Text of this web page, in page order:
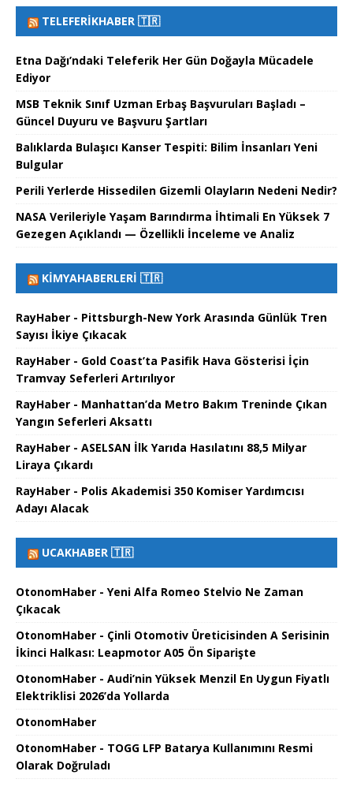
TELEFERIKHABER 🇹🇷
Etna Dağı’ndaki Teleferik Her Gün Doğayla Mücadele
Ediyor
MSB Teknik Sınıf Uzman Erbaş Başvuruları Başladı –
Güncel Duyuru ve Başvuru Şartları
Balıklarda Bulaşıcı Kanser Tespiti: Bilim İnsanları Yeni
Bulgular
Perili Yerlerde Hissedilen Gizemli Olayların Nedeni Nedir?
NASA Verileriyle Yaşam Barındırma İhtimali En Yüksek 7
Gezegen Açıklandı — Özellikli İnceleme ve Analiz
KIMYAHABERLERI 🇹🇷
RayHaber - Pittsburgh-New York Arasında Günlük Tren
Sayısı İkiye Çıkacak
RayHaber - Gold Coast’ta Pasifik Hava Gösterisi İçin
Tramvay Seferleri Artırılıyor
RayHaber - Manhattan’da Metro Bakım Treninde Çıkan
Yangın Seferleri Aksattı
RayHaber - ASELSAN İlk Yarıda Hasılatını 88,5 Milyar
Liraya Çıkardı
RayHaber - Polis Akademisi 350 Komiser Yardımcısı
Adayı Alacak
UCAKHABER 🇹🇷
OtonomHaber - Yeni Alfa Romeo Stelvio Ne Zaman
Çıkacak
OtonomHaber - Çinli Otomotiv Üreticisinden A Serisinin
İkinci Halkası: Leapmotor A05 Ön Siparişte
OtonomHaber - Audi’nin Yüksek Menzil En Uygun Fiyatlı
Elektriklisi 2026’da Yollarda
OtonomHaber
OtonomHaber - TOGG LFP Batarya Kullanımını Resmi
Olarak Doğruladı